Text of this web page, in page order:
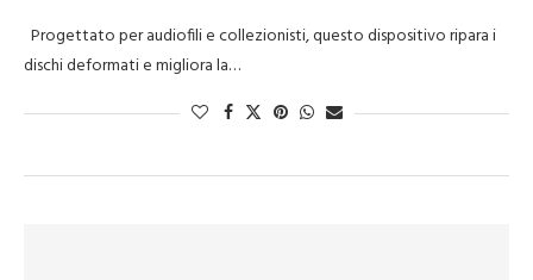
Progettato per audiofili e collezionisti, questo dispositivo ripara i
dischi deformati e migliora la…